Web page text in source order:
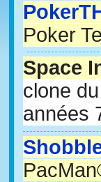
Poker
Space
clone
années